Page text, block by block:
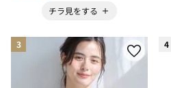
チラ見をする
3 4